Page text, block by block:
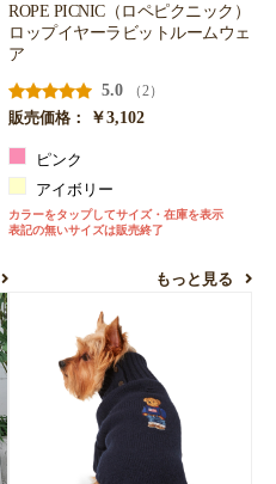
ROPE PICNIC（ロペピクニック）
ロップイヤーラビットルームウェ
ア
5.0
（2）
販売価格：
￥3,102
ピンク
アイボリー
カラーをタップしてサイズ・在庫を表示
表記の無いサイズは販売終了
もっと見る